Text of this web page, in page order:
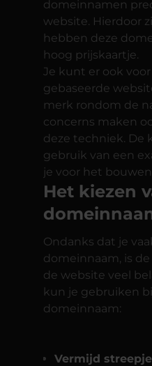
domeinnamen
website. Hierdoor
hebben deze
hoog prijskaartje.
Je kunt er ook
gebaseerde
merk rondom de
concerns maken
deze techniek. De
gebruik van een
je voor het
Het kiezen
Ondanks dat je
domeinnaam, is
de website veel
kun je gebruiken
domeinnaam:
Vermijd